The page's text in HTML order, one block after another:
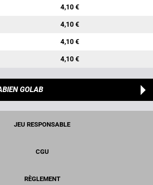
4,10 €
4,10 €
4,10 €
4,10 €
GOLAB
JEU RESPONSABLE
CGU
RÈGLEMENT